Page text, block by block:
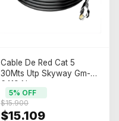
Cable De Red Cat 5
30Mts Utp Skyway Gm-
6419 Negro
$15.109
$15.900
5% OFF